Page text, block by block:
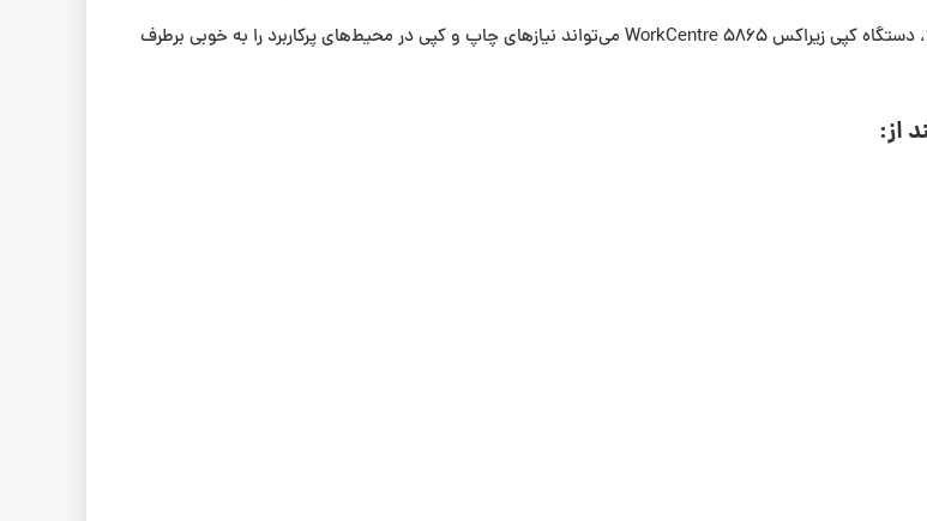
با سرعت چاپ 65 برگ در دقیقه و قابلیت چاپ رنگی و سیاه و سفید با کیفیت بالا، دستگاه کپی زیراکس WorkCentre 5865 می‌تواند نیازهای چاپ و کپی در محیط‌های پرکاربرد را به خوبی برطرف